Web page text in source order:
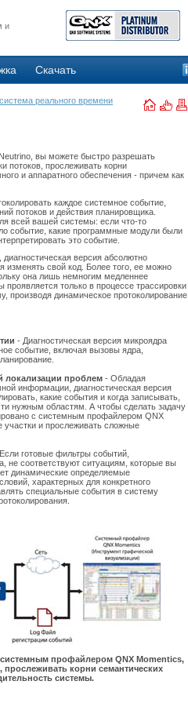
и
Скачать
реального времени
вы можете быстро разрешать
потоков, прослеживать корни
и аппаратного обеспечения - причем как
каждое системное событие,
потоков и действия планировщика.
всей вашей системы: если что-то
событие, какие программные модули были
это событие.
версия абсолютно
изменять свой код. Более того, ее можно
она лишь немногим медленнее
только в процессе трассировки
производя динамическое протоколирование
- Диагностическая версия микроядра
событие, включая вызовы ядра,
локализации проблем - Обладая
информации, диагностическая версия
какие события и когда записывать,
нужным областям. А чтобы сделать задачу
с системным профайлером QNX
участки и прослеживать сложные
готовые фильтры событий,
не соответствуют ситуациям, которые вы
динамические определяемые
характерных для конкретного
специальные события в систему
профайлером QNX Momentics,
корни семантических
системы.